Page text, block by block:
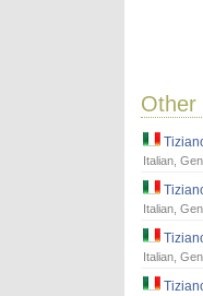
Other
Italian,
Italian,
Italian,